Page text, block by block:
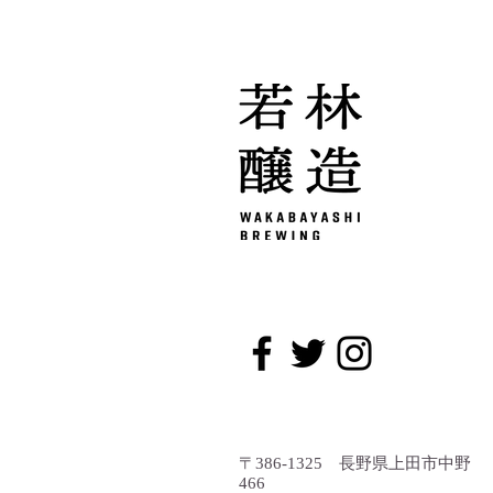
今季の新商品「蛍」
〒386-1325 長野県上田市中野
466